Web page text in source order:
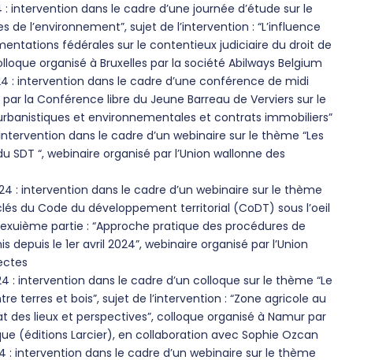
intervention dans le cadre d’une journée d’étude sur le
de l’environnement”, sujet de l’intervention : “L’influence
fédérales sur le contentieux judiciaire du droit de
organisé à Bruxelles par la société Abilways Belgium
: intervention dans le cadre d’une conférence de midi
la Conférence libre du Jeune Barreau de Verviers sur le
et environnementales et contrats immobiliers”
dans le cadre d’un webinaire sur le thème “Les
SDT “, webinaire organisé par l’Union wallonne des
: intervention dans le cadre d’un webinaire sur le thème
du Code du développement territorial (CoDT) sous l’oeil
partie : “Approche pratique des procédures de
depuis le 1er avril 2024”, webinaire organisé par l’Union
: intervention dans le cadre d’un colloque sur le thème “Le
terres et bois”, sujet de l’intervention : “Zone agricole au
des lieux et perspectives”, colloque organisé à Namur par
(éditions Larcier), en collaboration avec Sophie Ozcan
: intervention dans le cadre d’un webinaire sur le thème